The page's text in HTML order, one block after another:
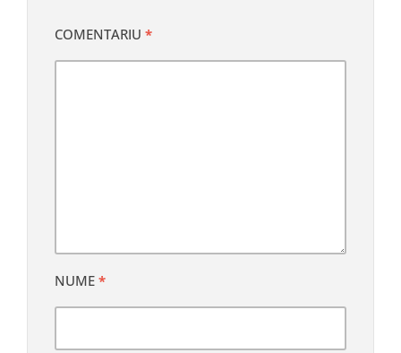
COMENTARIU *
NUME *